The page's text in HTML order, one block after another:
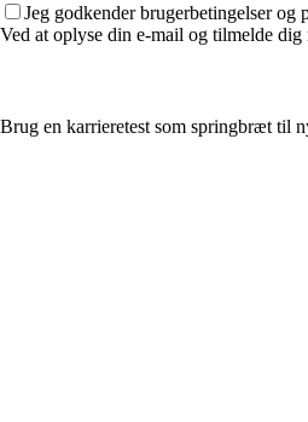
Jeg godkender brugerbetingelser og
Ved at oplyse din e-mail og tilmelde
Brug en karrieretest som springbræt til